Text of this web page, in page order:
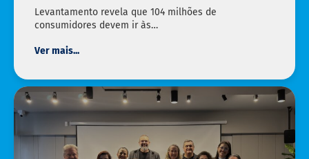
Levantamento revela que 104 milhões de
consumidores devem ir às…
Ver mais...